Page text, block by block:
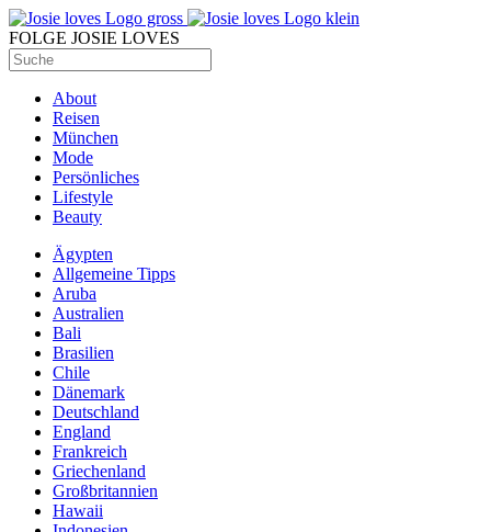
FOLGE JOSIE LOVES
About
Reisen
München
Mode
Persönliches
Lifestyle
Beauty
Ägypten
Allgemeine Tipps
Aruba
Australien
Bali
Brasilien
Chile
Dänemark
Deutschland
England
Frankreich
Griechenland
Großbritannien
Hawaii